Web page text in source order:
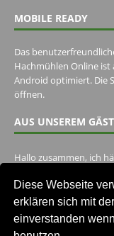
Diese Webseite
erklären sich mit
einverstanden
MOBILE READY
Das
Hachmühlen Online ist
Android optimiert. Die
öffnen.
AUS UNSEREM
Hallo zusammen, ich
Ich habe ein Jahr im
Unser Gästebuch